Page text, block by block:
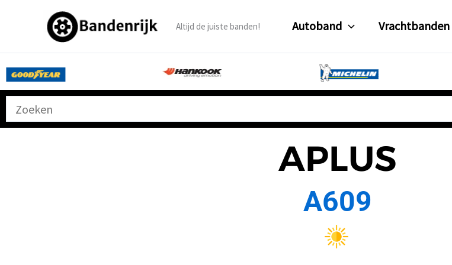
inhoud
Altijd de juiste banden! Autoband Vrachtbanden
APLUS
A609